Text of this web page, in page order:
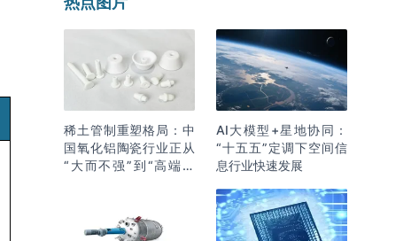
稀土管制重塑格局：中
国氧化铝陶瓷行业正从
“大而不强”到“高端突
AI大模型+星地协同：
“十五五”定调下空间信
息行业快速发展